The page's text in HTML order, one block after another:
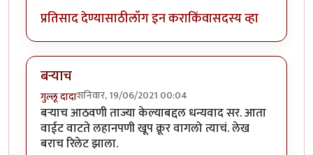
प्रतिसाद देण्यासाठीलॉग इन कराकिंवासदस्य व्हा
बऱ्याच
गुल्लू दादाशनिवार, 19/06/2021 00:04
बऱ्याच आठवणी ताज्या केल्याबद्दल धन्यवाद सर. आता
वाईट वाटते लहानपणी खूप क्रूर वागलो त्याचं. लेख
बराच रिलेट झाला.